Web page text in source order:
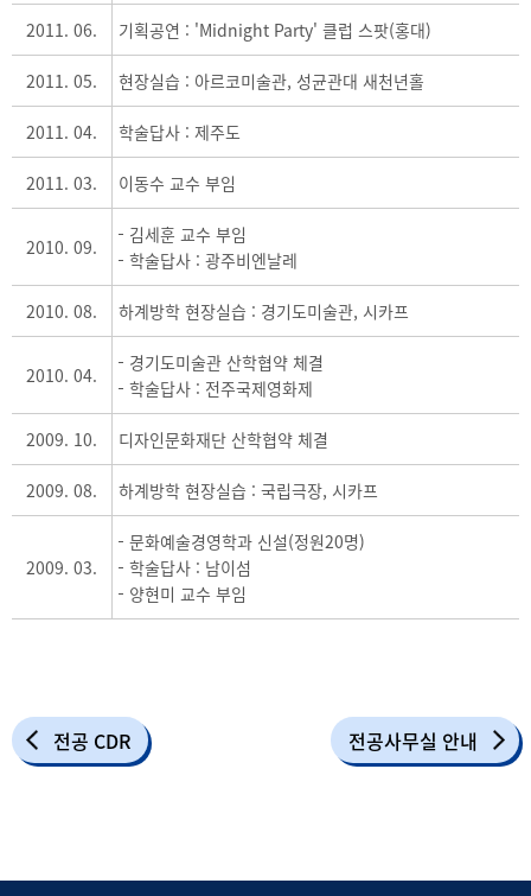
2011. 06. 기획공연 : 'Midnight Party' 클럽 스팟(홍대)
2011. 05. 현장실습 : 아르코미술관, 성균관대 새천년홀
2011. 04. 학술답사 : 제주도
2011. 03. 이동수 교수 부임
2010. 09.
김세훈 교수 부임
학술답사 : 광주비엔날레
2010. 08. 하계방학 현장실습 : 경기도미술관, 시카프
2010. 04.
경기도미술관 산학협약 체결
학술답사 : 전주국제영화제
2009. 10. 디자인문화재단 산학협약 체결
2009. 08. 하계방학 현장실습 : 국립극장, 시카프
2009. 03.
문화예술경영학과 신설(정원20명)
학술답사 : 남이섬
양현미 교수 부임
전공 CDR 전공사무실 안내